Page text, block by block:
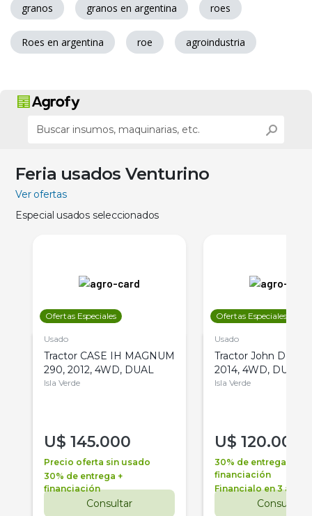
granos granos en argentina roes
Roes en argentina roe agroindustria
Feria usados Venturino
Ver ofertas
Especial usados seleccionados
Ofertas Especiales
Usado
Tractor CASE IH MAGNUM
290, 2012, 4WD, DUAL
Isla Verde
U$ 145.000
Precio oferta sin usado
30% de entrega +
financiación
Consultar
Ofertas Especiales
Usado
Tractor John Deere
2014, 4WD, DUAL
Isla Verde
U$ 120.000
30% de entrega +
financiación
Financialo en 3 años
Consultar